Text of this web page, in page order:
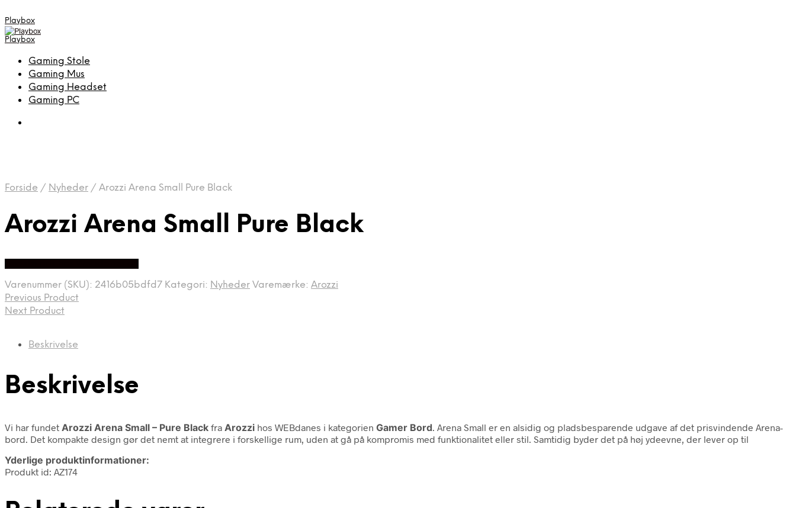
Playbox
Playbox
Gaming Stole
Gaming Mus
Gaming Headset
Gaming PC
Forside / Nyheder / Arozzi Arena Small Pure Black
Arozzi Arena Small Pure Black
Varenummer (SKU): 2416b05bdfd7 Kategori: Nyheder Varemærke: Arozzi
Previous Product
Next Product
Beskrivelse
Beskrivelse
Vi har fundet Arozzi Arena Small – Pure Black fra Arozzi hos WEBdanes i kategorien Gamer Bord . Arena Small er en alsidig og pladsbesparende udgave af det prisvindende Arena-
bord. Det kompakte design gør det nemt at integrere i forskellige rum, uden at gå på kompromis med funktionalitet eller stil. Samtidig byder det på høj ydeevne, der lever op til
Yderlige produktinformationer:
Produkt id: AZ174